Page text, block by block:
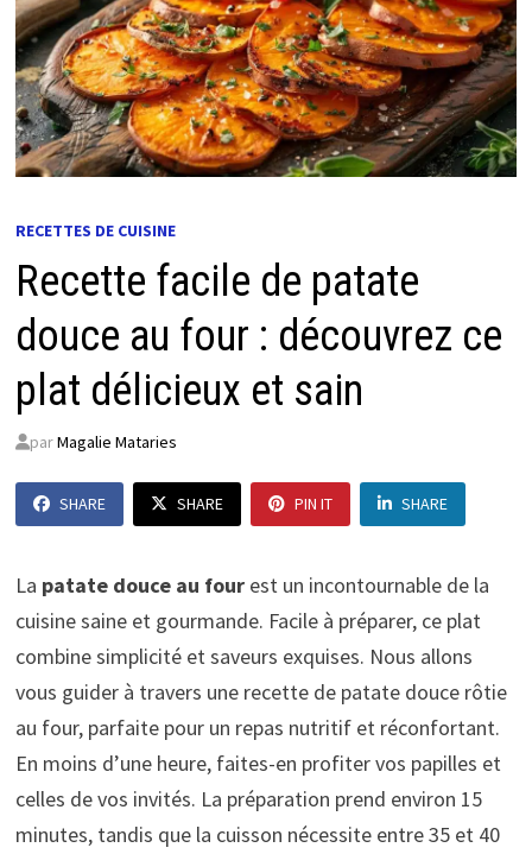
RECETTES DE CUISINE
Recette facile de patate
douce au four : découvrez ce
plat délicieux et sain
parMagalie Mataries
SHARE SHARE PIN IT SHARE
La patate douce au fourest un incontournable de la
cuisine saine et gourmande. Facile à préparer, ce plat
combine simplicité et saveurs exquises. Nous allons
vous guider à travers une recette de patate douce rôtie
au four, parfaite pour un repas nutritif et réconfortant.
En moins d’une heure, faites-en profiter vos papilles et
celles de vos invités. La préparation prend environ 15
minutes, tandis que la cuisson nécessite entre 35 et 40